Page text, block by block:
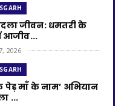
जीवन: धमतरी के
आजीव...
2026
पेड़ माँ के नाम’ अभियान
...